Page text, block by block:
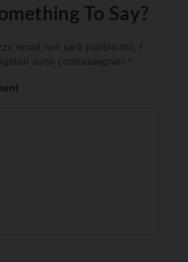
To Say?
email non sarà pubblicato.
sono contrassegnati *